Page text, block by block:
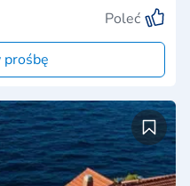
Poleć